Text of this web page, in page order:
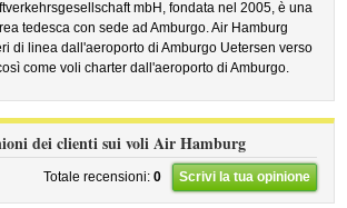
mbH, fondata nel 2005, è una
tedesca con sede ad Amburgo. Air Hamburg
di linea dall'aeroporto di Amburgo Uetersen verso
come voli charter dall'aeroporto di Amburgo.
dei clienti sui voli Air Hamburg
Totale recensioni: 0 Scrivi la tua opinione